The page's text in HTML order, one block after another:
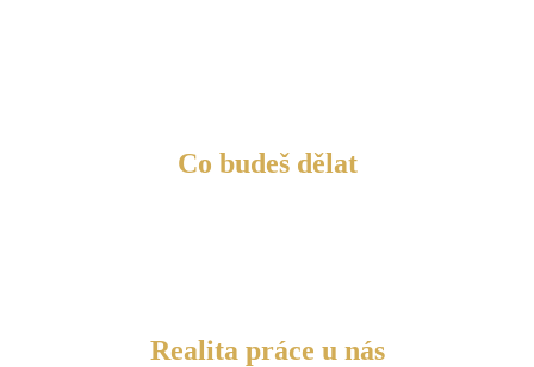
Co budeš dělat
Realita práce u nás